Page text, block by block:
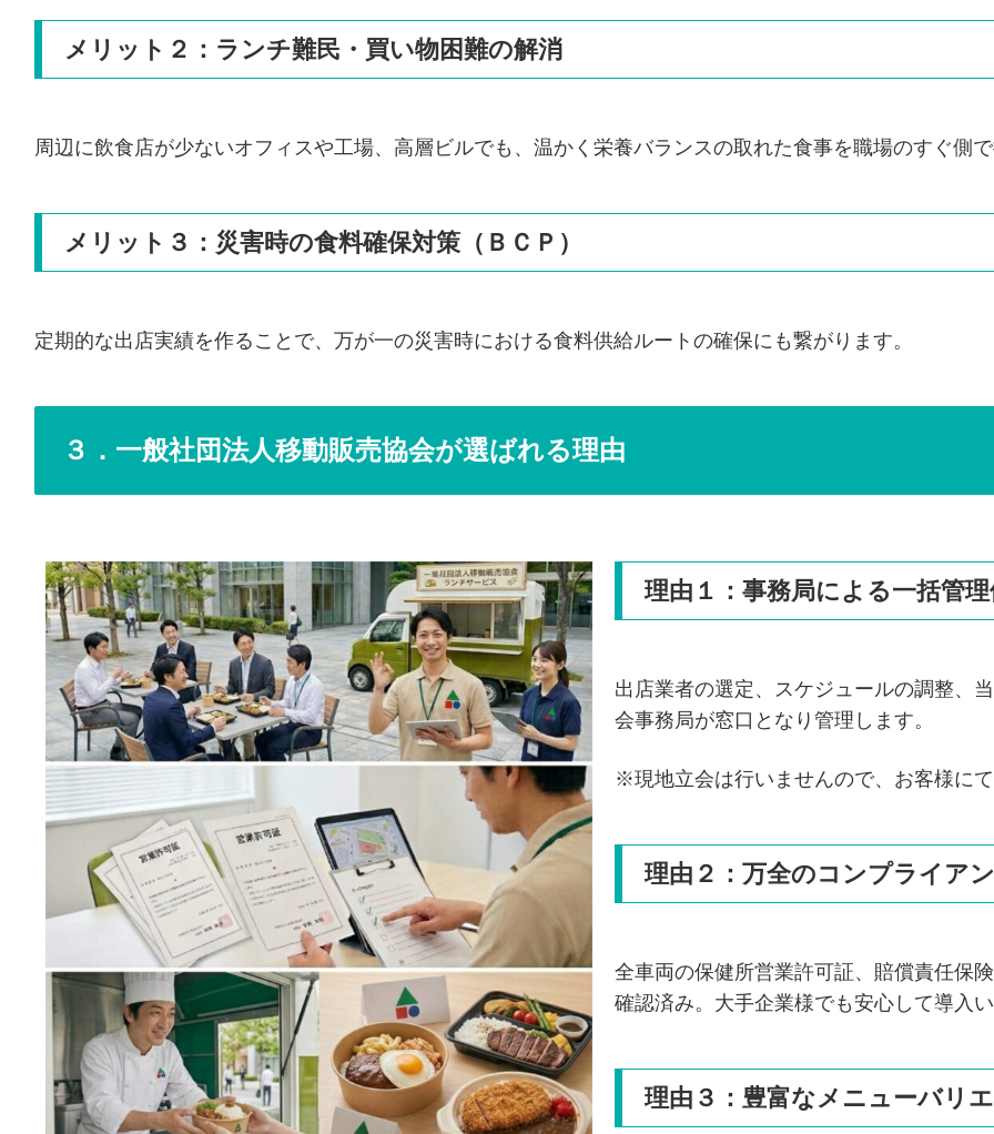
メリット２：ランチ難民・買い物困難の解消
周辺に飲食店が少ないオフィスや工場、高層ビルでも、温かく栄養バランスの取れた食事を職場のすぐ側
メリット３：災害時の食料確保対策（ＢＣＰ）
定期的な出店実績を作ることで、万が一の災害時における食料供給ルートの確保にも繋がります。
３．一般社団法人移動販売協会が選ばれる理由
理由１：事務局による一括管
出店業者の選定、スケジュールの調整、
会事務局が窓口となり管理します。
※現地立会は行いませんので、お客様に
理由２：万全のコンプライア
全車両の保健所営業許可証、賠償責任保
確認済み。大手企業様でも安心して導入
理由３：豊富なメニューバリ